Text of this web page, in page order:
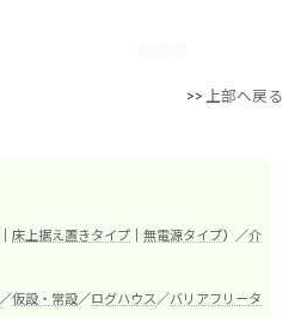
>> 上部へ戻る
｜床上据え置きタイプ ｜無電源タイプ）／介
／仮設・常設／ログハウス ／バリアフリータ